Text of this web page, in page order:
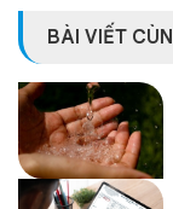
BÀI VIẾT